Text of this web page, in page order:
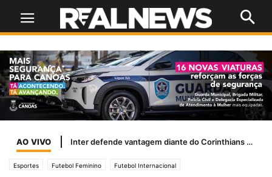
AO VIVO Inter defende vantagem diante do Corinthians e busca vaga nas quartas da Copa do Brasil
Esportes Futebol Feminino Futebol Internacional